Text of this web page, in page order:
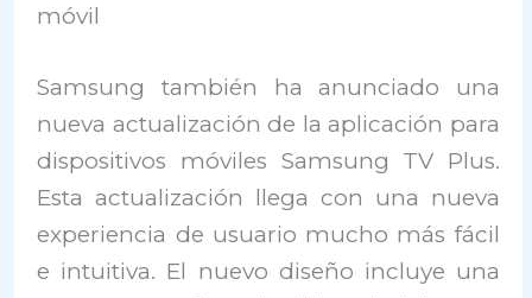
móvil
Samsung también ha anunciado una
nueva actualización de la aplicación para
dispositivos móviles Samsung TV Plus.
Esta actualización llega con una nueva
experiencia de usuario mucho más fácil
e intuitiva. El nuevo diseño incluye una